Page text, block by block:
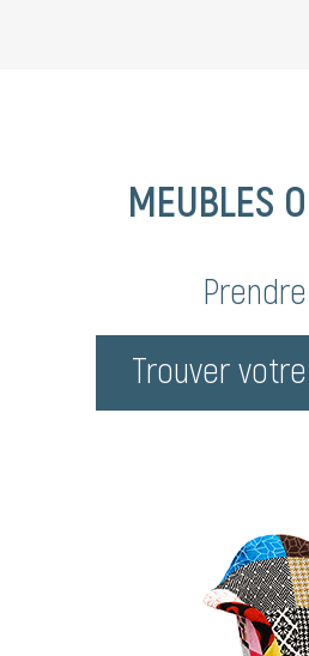
MEUBLES
Trouver